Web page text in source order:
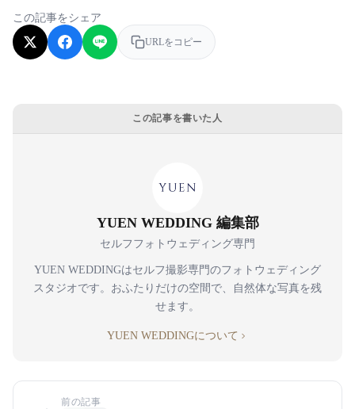
この記事をシェア
URLをコピー
この記事を書いた人
YUEN WEDDING 編集部
セルフフォトウェディング専門
YUEN WEDDINGはセルフ撮影専門のフォトウェディング
スタジオです。おふたりだけの空間で、自然体な写真を残
せます。
YUEN WEDDINGについて
前の記事